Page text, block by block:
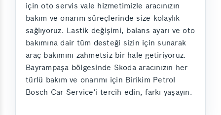
için oto servis vale hizmetimizle aracınızın
bakım ve onarım süreçlerinde size kolaylık
sağlıyoruz. Lastik değişimi, balans ayarı ve oto
bakımına dair tüm desteği sizin için sunarak
araç bakımını zahmetsiz bir hale getiriyoruz.
Bayrampaşa bölgesinde Skoda aracınızın her
türlü bakım ve onarımı için Birikim Petrol
Bosch Car Service’i tercih edin, farkı yaşayın.